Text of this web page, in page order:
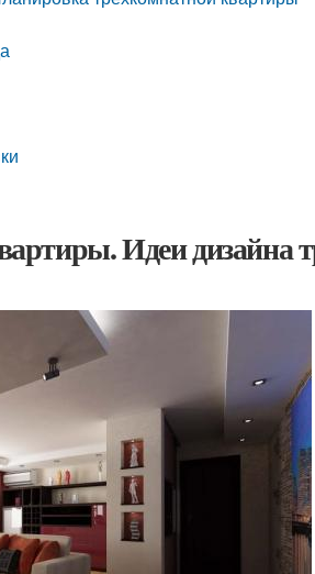
Идеи дизайна